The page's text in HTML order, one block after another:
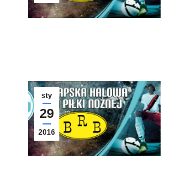
sty
29
2016